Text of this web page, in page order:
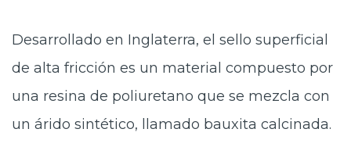
Desarrollado en Inglaterra, el sello superficial
de alta fricción es un material compuesto por
una resina de poliuretano que se mezcla con
un árido sintético, llamado bauxita calcinada.